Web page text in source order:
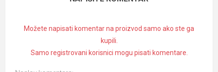
Možete napisati komentar na proizvod samo ako ste ga
kupili.
Samo registrovani korisnici mogu pisati komentare.